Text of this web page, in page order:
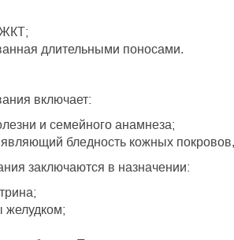
ЖКТ;
длительными поносами.
включает:
и семейного анамнеза;
бледность кожных
заключаются в назначении:
желудком;